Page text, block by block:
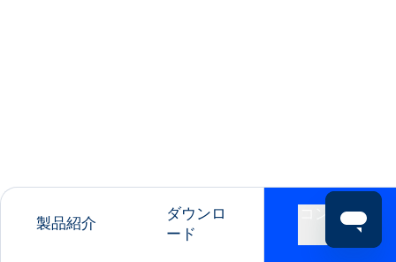
製品紹介
ダウンロ
ード
コンタク